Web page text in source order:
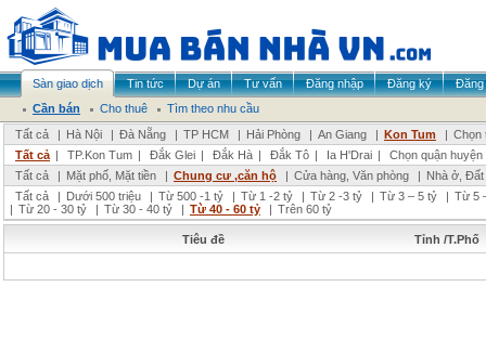
Sàn giao dịch Tin tức Dự án Tư vấn Đăng nhập Đăng ký
Đăng
Cần bán
Cho thuê
Tìm theo nhu cầu
Tất cả
| Hà Nội | Đà Nẵng | TP HCM | Hải Phòng | An Giang | Kon Tum | Chọn
Tất cả | TP.Kon Tum | Đắk Glei | Đắk Hà | Đắk Tô | Ia H'Drai |
Chọn quận huyện
Tất cả
| Mặt phố, Mặt tiền | Chung cư ,căn hộ | Cửa hàng, Văn phòng | Nhà ở,
Tất cả
| Dưới 500 triệu | Từ 500 -1 tỷ | Từ 1 -2 tỷ | Từ 2 -3 tỷ | Từ 3 – 5 tỷ | Từ 5
| Từ 20 - 30 tỷ | Từ 30 - 40 tỷ | Từ 40 - 60 tỷ | Trên 60 tỷ
Tiêu đề Tỉnh /T.Phố